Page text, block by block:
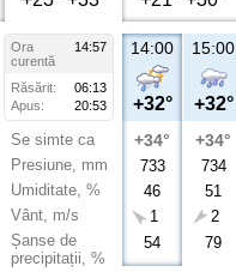
Ora
14:57
curentă
Răsărit:
06:13
Apus:
20:53
Se simte ca
Presiune, mm
Umiditate, %
Vânt, m/s
Șanse de
precipitații, %
14:00
+32°
+34°
733
46
1
54
15:00
+32°
+34°
734
51
2
79